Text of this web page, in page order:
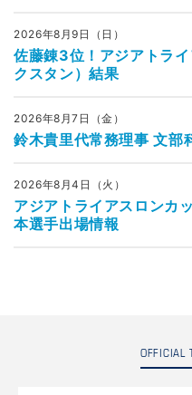
2026年8月9日（日）
佐藤錬3位！アジアトラ
クスタン）結果
2026年8月7日（金）
鈴木貴里代常務理事 文部
2026年8月4日（火）
アジアトライアスロンカ
本選手出場情報
OFFICIAL